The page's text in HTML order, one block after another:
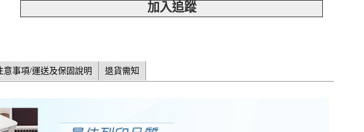
加入追蹤
意事項/運送及保固說明 退貨需知